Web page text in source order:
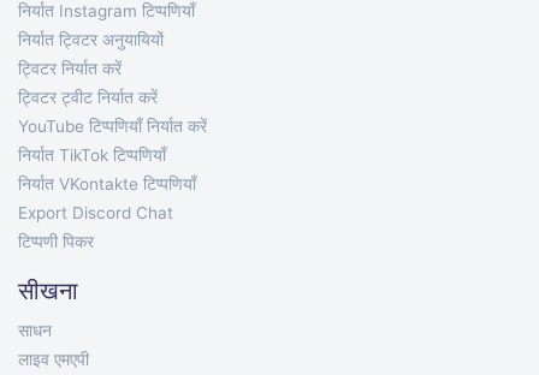
निर्यात Instagram टिप्पणियाँ
निर्यात ट्विटर अनुयायियों
ट्विटर निर्यात करें
ट्विटर ट्वीट निर्यात करें
YouTube टिप्पणियाँ निर्यात करें
निर्यात TikTok टिप्पणियाँ
निर्यात VKontakte टिप्पणियाँ
Export Discord Chat
टिप्पणी पिकर
सीखना
साधन
लाइव एमएपी